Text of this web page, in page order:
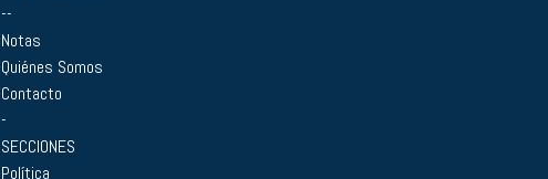
--
Notas
Quiénes Somos
Contacto
-
SECCIONES
Política